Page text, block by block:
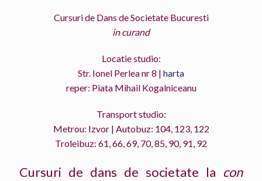
Cursuri de Dans de Societate Bucuresti
in curand
Locatie studio:
Str. Ionel Perlea nr 8 | harta
reper: Piata Mihail Kogalniceanu
Transport studio:
Metrou: Izvor | Autobuz: 104, 123, 122
Troleibuz: 61, 66, 69, 70, 85, 90, 91, 92
Cursuri de dans de societate la con